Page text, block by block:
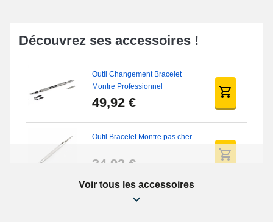
Découvrez ses accessoires !
Outil Changement Bracelet
Montre Professionnel
49,92 €
Outil Bracelet Montre pas cher
34,92 €
Kit Réparation Montre Débutant
Voir tous les accessoires